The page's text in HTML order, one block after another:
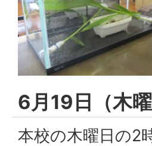
6月19日（木
本校の木曜日の2